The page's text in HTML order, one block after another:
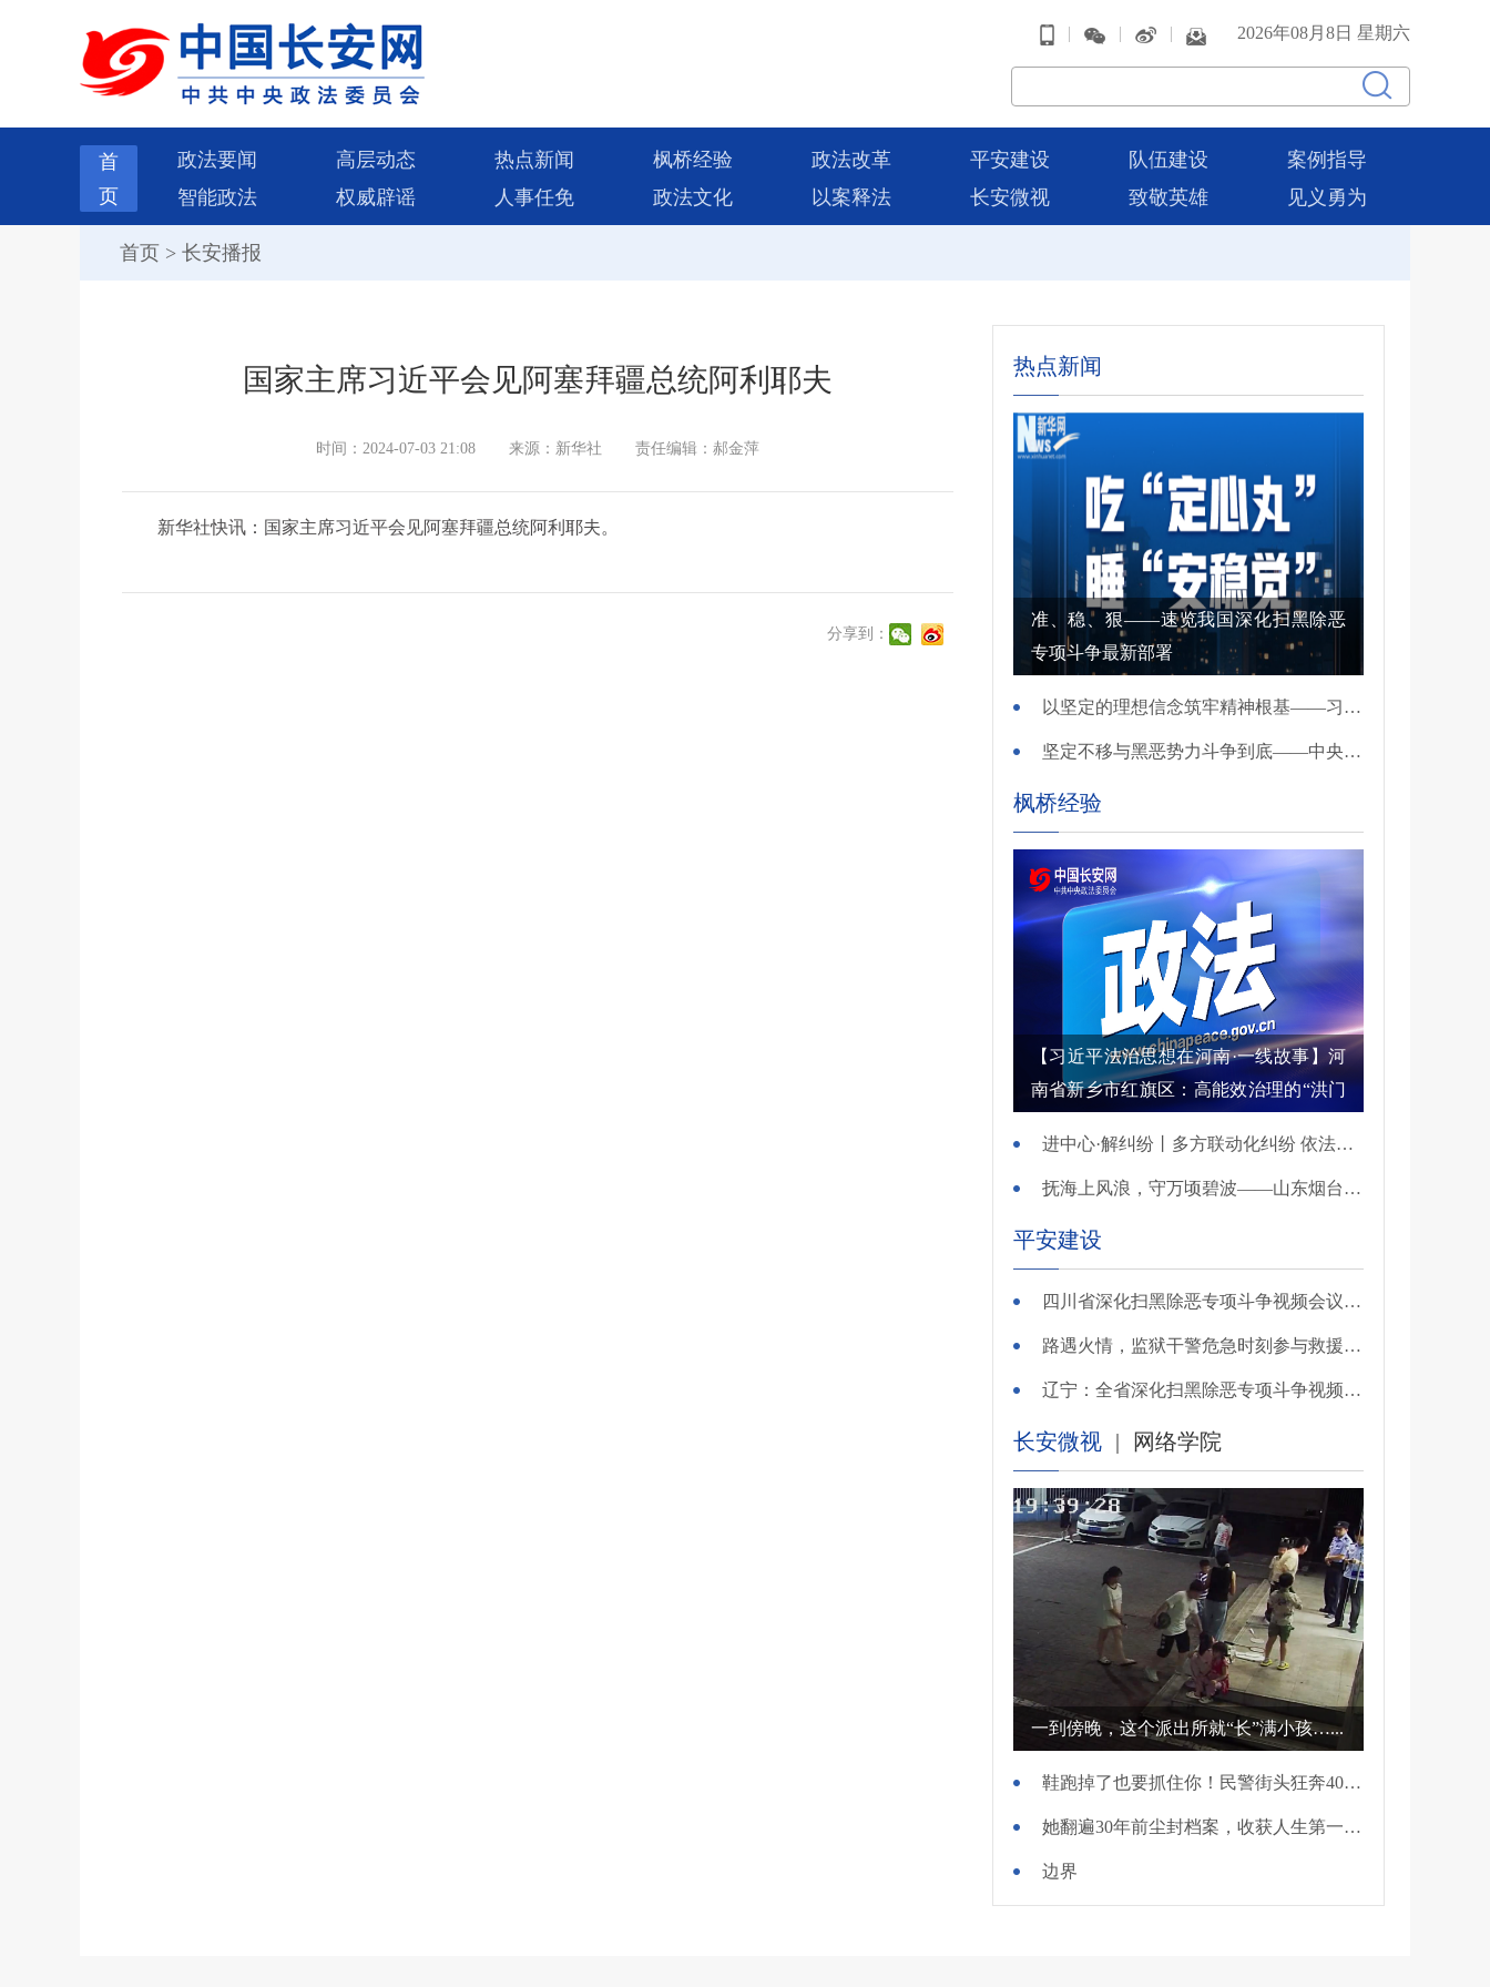
| | | 2026年08月8日 星期六
首
页
政法要闻 高层动态 热点新闻 枫桥经验 政法改革 平安建设 队伍建设
案例指导
智能政法
权威辟谣 人事任免 政法文化 以案释法 长安微视 致敬英雄 见义勇为
首页 > 长安播报
国家主席习近平会见阿塞拜疆总统阿利耶夫
时间：2024-07-03 21:08 来源：新华社 责任编辑：郝金萍
新华社快讯：国家主席习近平会见阿塞拜疆总统阿利耶夫。
分享到：
热点新闻
准、稳、狠——速览我国深化扫黑除恶
专项斗争最新部署
以坚定的理想信念筑牢精神根基——习近平党建思想理论品格系列述评之一
坚定不移与黑恶势力斗争到底——中央政法委负责同志就开展深化扫黑除恶专项斗争有关问题答记者问
枫桥经验
【习近平法治思想在河南·一线故事】河
南省新乡市红旗区：高能效治理的“洪门
进中心·解纠纷丨多方联动化纠纷 依法调解护农耕
抚海上风浪，守万顷碧波——山东烟台把矛盾化解在微澜未起时
平安建设
四川省深化扫黑除恶专项斗争视频会议召开 于立军出席并讲话
路遇火情，监狱干警危急时刻参与救援显身手！
辽宁：全省深化扫黑除恶专项斗争视频会议召开
长安微视 | 网络学院
一到傍晚，这个派出所就“长”满小孩…...
鞋跑掉了也要抓住你！民警街头狂奔400米擒贼
她翻遍30年前尘封档案，收获人生第一面锦旗
边界